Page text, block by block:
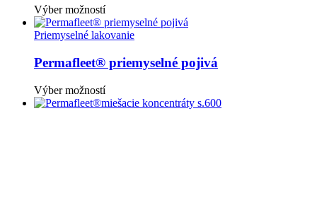
si
môžete
vybrať
na
stránke
produktu.
Výber možnostíTento
produkt
má
variantov.
Možnosti
si
môžete
vybrať
Priemyselné lakovanie
Permafleet® priemyselné pojivá
Výber možnostíTento
produkt